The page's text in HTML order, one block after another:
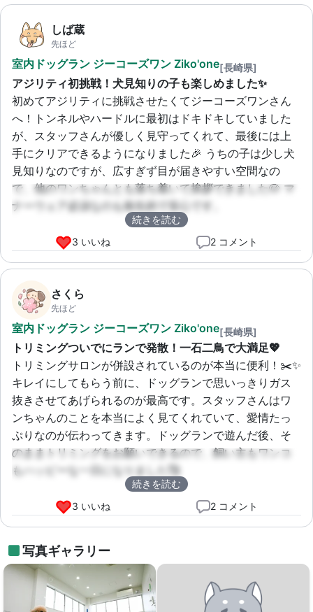
しば蔵
先ほど
室内ドッグラン ジーコーズワン Ziko'one[長崎県]
アジリティ初挑戦！犬見知りの子も楽しめました✨
初めてアジリティに挑戦させたくてジーコーズワンさん
へ！トンネルやハードルに最初はドキドキしていました
が、スタッフさんが優しく見守ってくれて、最後には上
手にクリアできるようになりました🎉 うちの子は少し犬
見知りなのですが、広すぎず目が届きやすい空間なの
で、他のワンちゃんとも落ち着いて挨拶できました🐶 マ
ナーウェア必須なのも衛生的で安心です。
続きを読む
3 いいね
2 コメント
さくら
先ほど
室内ドッグラン ジーコーズワン Ziko'one[長崎県]
トリミングついでにランで発散！一石二鳥で大満足💖
トリミングサロンが併設されているのが本当に便利！✂️✨
キレイにしてもらう前に、ドッグランで思いっきりガス
抜きさせてあげられるのが最高です。スタッフさんはワ
ンちゃんのことを本当によく見てくれていて、愛情たっ
ぷりなのが伝わってきます。ドッグランで遊んだ後、そ
のままトリミングをお願いできるので、飼い主もワンコ
もハッピーな一日になりました🥰
続きを読む
3 いいね
2 コメント
写真ギャラリー